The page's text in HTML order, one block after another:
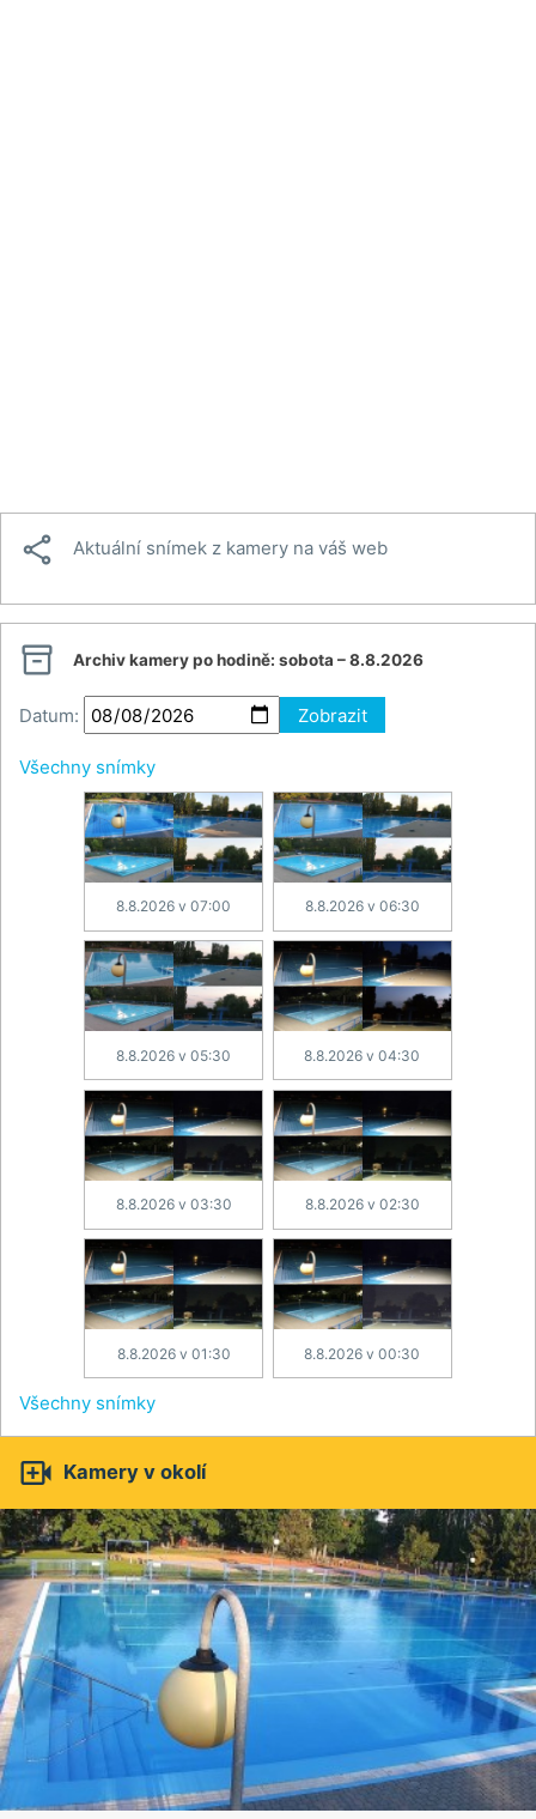
 Aktuální snímek z kamery na váš web
 Archiv kamery po hodině: sobota – 8.8.2026
Datum: Zobrazit
Všechny snímky
8.8.2026 v 07:00 8.8.2026 v 06:30
8.8.2026 v 05:30 8.8.2026 v 04:30
8.8.2026 v 03:30 8.8.2026 v 02:30
8.8.2026 v 01:30 8.8.2026 v 00:30
Všechny snímky
 Kamery v okolí